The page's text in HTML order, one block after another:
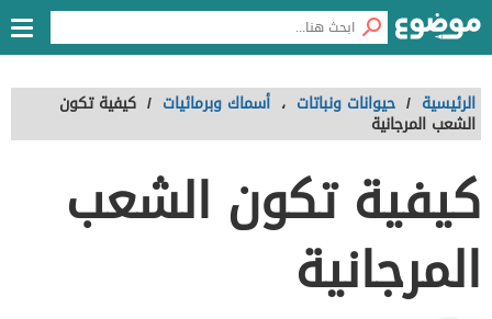
الرئيسية / حيوانات ونباتات ، أسماك وبرمائيات / كيفية تكون
الشعب المرجانية
كيفية تكون الشعب
المرجانية